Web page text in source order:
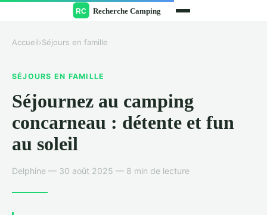
Accueil›Séjours en famille
SÉJOURS EN FAMILLE
Séjournez au camping
concarneau : détente et fun
au soleil
Delphine — 30 août 2025 — 8 min de lecture